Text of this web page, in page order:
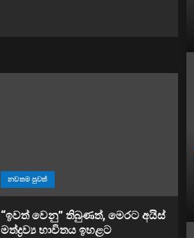
නවතම පුවත්
“ඉවත් වෙනු” තිබුණත්, මෙරට අයිස්
මත්ද්‍රව්‍ය භාවිතය ඉහළට